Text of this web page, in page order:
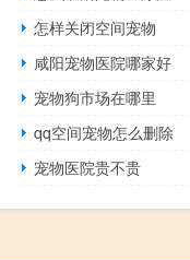
怎样关闭空间宠物
咸阳宠物医院哪家好
宠物狗市场在哪里
qq空间宠物怎么删除
宠物医院贵不贵